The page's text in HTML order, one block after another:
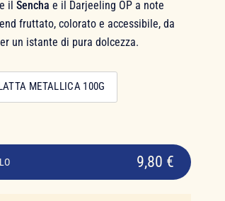
ilSencha e il Darjeeling OP a note
fruttato, colorato e accessibile, da
un istante di pura dolcezza.
LATTA METALLICA 100G
9,80 €